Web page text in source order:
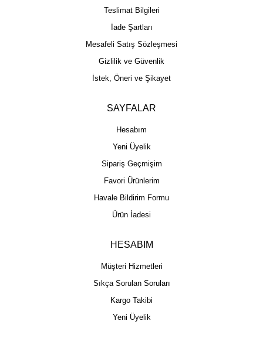
Teslimat Bilgileri
İade Şartları
Mesafeli Satış Sözleşmesi
Gizlilik ve Güvenlik
İstek, Öneri ve Şikayet
SAYFALAR
Hesabım
Yeni Üyelik
Sipariş Geçmişim
Favori Ürünlerim
Havale Bildirim Formu
Ürün İadesi
HESABIM
Müşteri Hizmetleri
Sıkça Sorulan Soruları
Kargo Takibi
Yeni Üyelik